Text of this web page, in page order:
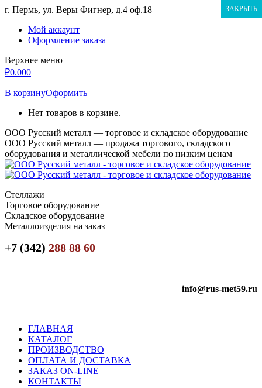
Перейти
содержанию
г. Пермь, ул. Веры Фигнер, д.4 оф.18
Мой аккаунт
Оформление заказа
Верхнее меню
₽0.000
В корзинуОформить
Нет товаров в корзине.
ООО Русский металл — торговое и складское оборудование
ООО Русский металл — продажа торгового, складского
оборудования и металлической мебели по низким ценам
Стеллажи
Торговое оборудование
Складское оборудование
Металлоизделия на заказ
+7 (342) 288 88 60
info@rus-met59.ru
ГЛАВНАЯ
КАТАЛОГ
ПРОИЗВОДСТВО
ОПЛАТА И ДОСТАВКА
ЗАКАЗ ON-LINE
КОНТАКТЫ
ЗАКРЫТЬ